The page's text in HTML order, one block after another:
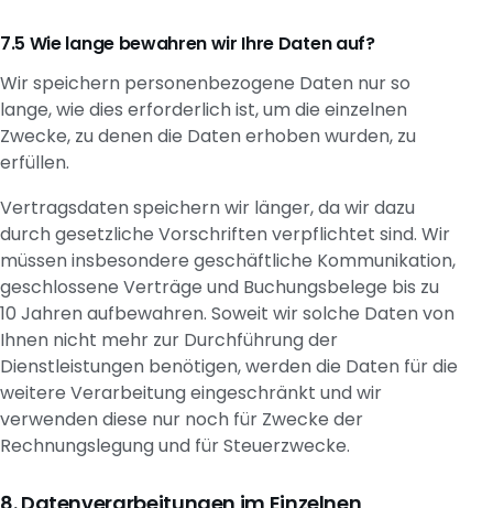
Wie lange bewahren wir Ihre Daten auf?
Wir speichern personenbezogene Daten nur so
lange, wie dies erforderlich ist, um die einzelnen
Zwecke, zu denen die Daten erhoben wurden, zu
erfüllen.
Vertragsdaten speichern wir länger, da wir dazu
durch gesetzliche Vorschriften verpflichtet sind. Wir
müssen insbesondere geschäftliche Kommunikation,
geschlossene Verträge und Buchungsbelege bis zu
10 Jahren aufbewahren. Soweit wir solche Daten von
Ihnen nicht mehr zur Durchführung der
Dienstleistungen benötigen, werden die Daten für die
weitere Verarbeitung eingeschränkt und wir
verwenden diese nur noch für Zwecke der
Rechnungslegung und für Steuerzwecke.